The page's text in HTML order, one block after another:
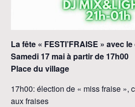
La fête « FESTI’FRAISE » avec
Samedi 17 mai à partir de 17h00
Place du village
17h00: élection de « miss fraise »,
aux fraises